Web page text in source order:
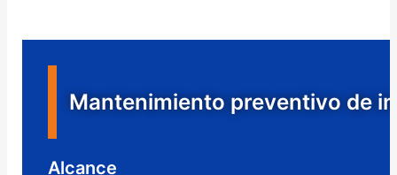
Mantenimiento preventivo de
Alcance